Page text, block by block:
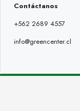
Contáctanos
+562 2689 4557
info@greencenter.cl